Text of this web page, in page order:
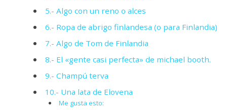
5.- Algo con un reno o alces
6.- Ropa de abrigo finlandesa (o para Finlandia)
7.- Algo de Tom de Finlandia
8.- El «gente casi perfecta» de michael booth.
9.- Champú terva
10.- Una lata de Elovena
Me gusta esto: